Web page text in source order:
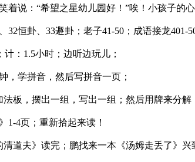
着说：“希望之星幼儿园好！”唉！小孩子的心
恒卦、33遯卦；老子41-50；成语接龙401-
：1.5小时；边听边玩儿；
，学拼音，然后写拼音一页；
板，摆出一组，写出一组；然后用牌来分
1-4页；重新拾起来读！
道夫》读完；鹏找来一本《汤姆走丢了》兴